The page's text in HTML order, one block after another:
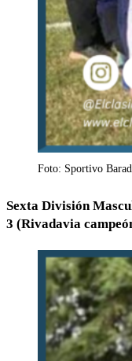
Foto: Sportivo
Sexta División
3 (Rivadavia